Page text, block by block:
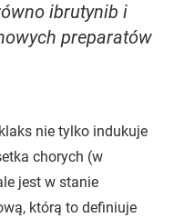
ibrutynib i
preparatów
nie tylko indukuje
chorych (w
jest w stanie
którą to definiuje